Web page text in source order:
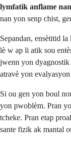
lymfatik anflame
nan yon senp chist,
Sepandan, ensètitid
lè w ap li atik sou
jwenn yon dyagnostik
atravè yon
Si ou gen yon boul
yon pwoblèm. Pran
tcheke. Pran etap
sante fizik ak mantal